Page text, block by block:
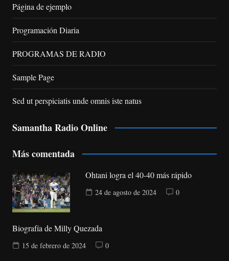
Página de ejemplo
Programación Diaria
PROGRAMAS DE RADIO
Sample Page
Sed ut perspiciatis unde omnis iste natus
Samantha Radio Online
Más comentada
Ohtani logra el 40-40 más rápido
24 de agosto de 2024 0
Biografía de Milly Quezada
15 de febrero de 2024 0